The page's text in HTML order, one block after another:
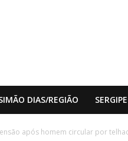
DIAS/REGIÃO SERGIPE
após homem circular por